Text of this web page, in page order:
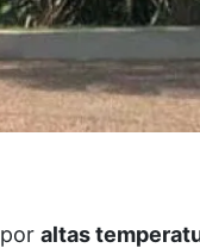
por altas